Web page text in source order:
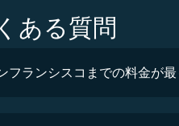
ある質問
フランシスコまでの料金が